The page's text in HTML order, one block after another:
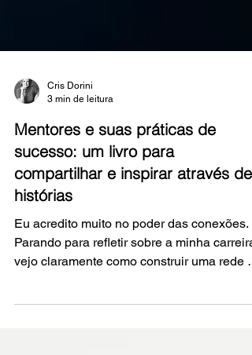
3 min de leitura
Mentores e suas práticas de
sucesso: um livro para
compartilhar e inspirar através de
histórias
Eu acredito muito no poder das conexões.
Parando para refletir sobre a minha carreira,
contatos pode abrir uma porta ampla —